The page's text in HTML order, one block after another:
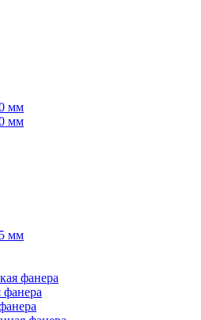
мм
мм
мм
фанера
фанера